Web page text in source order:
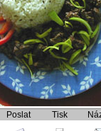
Poslat Tisk